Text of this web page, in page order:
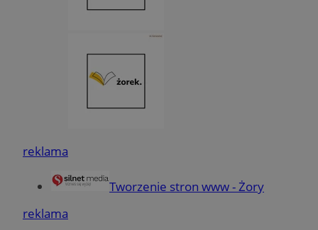
reklama
Tworzenie stron www - Żory
reklama